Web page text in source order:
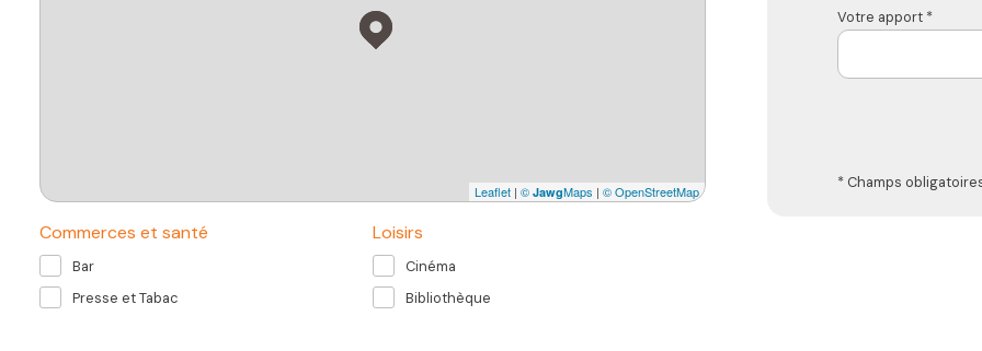
Leaflet | © JawgMaps | © OpenStreetMap
Commerces et santé
Bar
Presse et Tabac
Loisirs
Cinéma
Bibliothèque
Votre apport *
* Champs